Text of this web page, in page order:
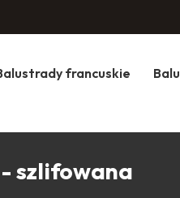
francuskie
- szlifowana